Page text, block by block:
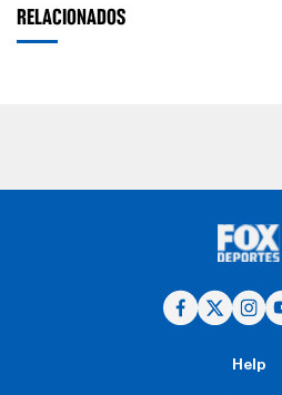
RELACIONADOS
Help